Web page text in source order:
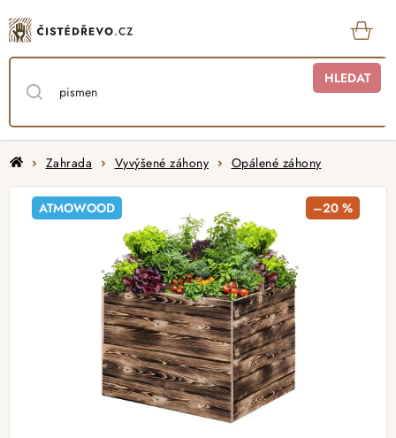
na
obsah
HLEDAT
DomůZahrada Vyvýšené záhony Opálené záhony
ATMOWOOD –20 %